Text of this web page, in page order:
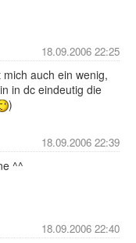
18.09.2006 22:25
auch ein wenig,
in dc eindeutig die
)
18.09.2006 22:39
^^
18.09.2006 22:40